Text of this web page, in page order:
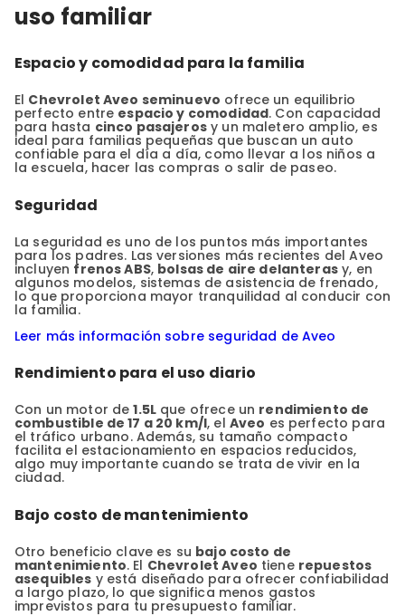
uso familiar
Espacio y comodidad para la familia
El Chevrolet Aveo seminuevo ofrece un equilibrio
perfecto entre espacio y comodidad. Con capacidad
para hasta cinco pasajerosy un maletero amplio, es
ideal para familias pequeñas que buscan un auto
confiable para el día a día, como llevar a los niños a
la escuela, hacer las compras o salir de paseo.
Seguridad
La seguridad es uno de los puntos más importantes
para los padres. Las versiones más recientes del Aveo
incluyen frenos ABS, bolsas de aire delanterasy, en
algunos modelos, sistemas de asistencia de frenado,
lo que proporciona mayor tranquilidad al conducir con
la familia.
Leer más información sobre seguridad de Aveo
Rendimiento para el uso diario
Con un motor de1.5L que ofrece un rendimiento de
combustible de 17 a 20 km/l, el Aveo es perfecto para
el tráfico urbano. Además, su tamaño compacto
facilita el estacionamiento en espacios reducidos,
algo muy importante cuando se trata de vivir en la
ciudad.
Bajo costo de mantenimiento
Otro beneficio clave es su bajo costo de
mantenimiento. El Chevrolet Aveo tiene repuestos
asequibles y está diseñado para ofrecer confiabilidad
a largo plazo, lo que significa menos gastos
imprevistos para tu presupuesto familiar.